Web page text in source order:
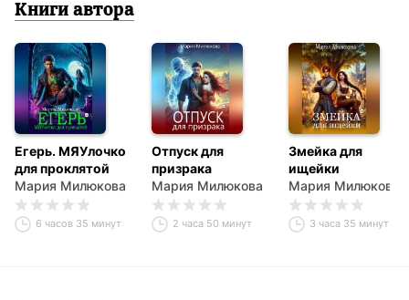
Книги автора
Егерь. МЯУлочко
для проклятой
Мария Милюкова
6 часов 35 минут
Отпуск для
призрака
Мария Милюкова
2 часа 50 минут
Змейка для
ищейки
Мария Милюкова
3 часа 35 минут